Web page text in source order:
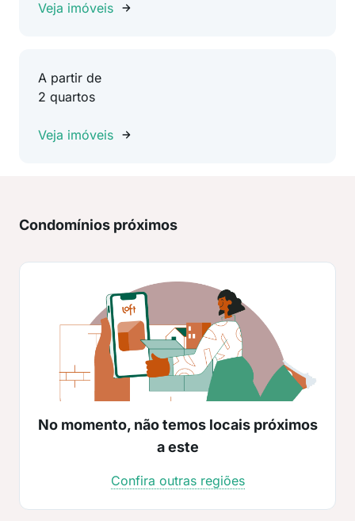
Veja imóveis
A partir de
2 quartos
Veja imóveis
Condomínios próximos
No momento, não temos locais próximos
a este
Confira outras regiões